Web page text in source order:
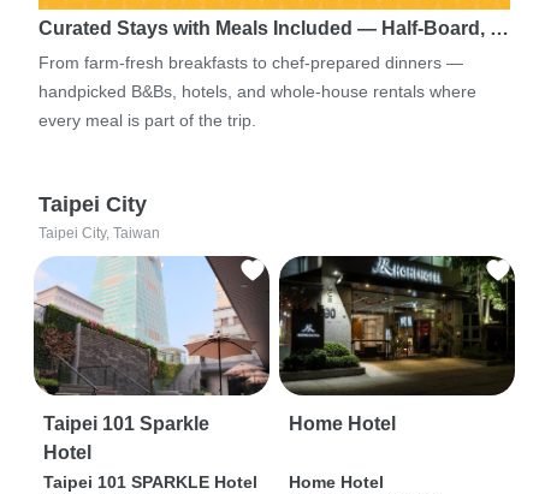
Curated Stays with Meals Included — Half-Board, …
From farm-fresh breakfasts to chef-prepared dinners —
handpicked B&Bs, hotels, and whole-house rentals where
every meal is part of the trip.
Taipei City
Taipei City, Taiwan
Taipei 101 Sparkle
Hotel
Taipei 101 SPARKLE Hotel
Home Hotel
Home Hotel